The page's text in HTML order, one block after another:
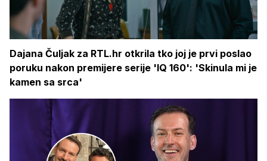
Dajana Čuljak za RTL.hr otkrila tko joj je prvi poslao
poruku nakon premijere serije 'IQ 160': 'Skinula mi je
kamen sa srca'